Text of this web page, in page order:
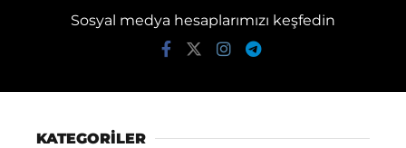
Sosyal medya hesaplarımızı keşfedin
KATEGORİLER